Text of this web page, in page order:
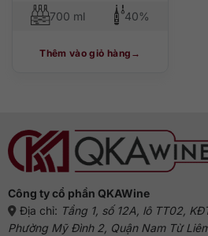
700 ml 40%
Thêm vào giỏ hàng
Công ty cổ phần QKAWine
Địa chỉ: Tầng 1, số 12A, lô TT02,
Phường Mỹ Đình 2, Quận Nam Từ